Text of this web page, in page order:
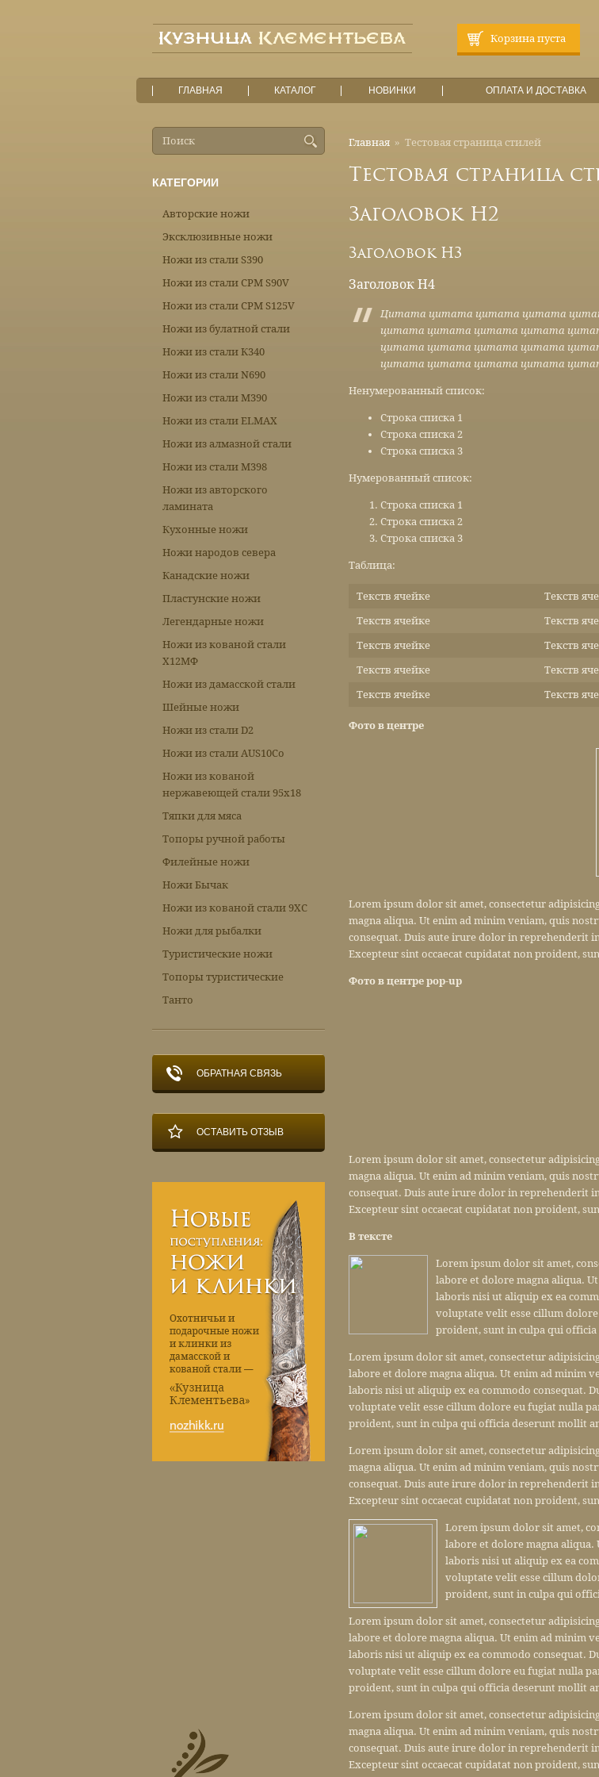
Корзина пуста
ГЛАВНАЯ КАТАЛОГ НОВИНКИ ОПЛАТА И ДОСТАВКА
Главная » Тестовая страница стилей
Тестовая страница
Заголовок Н2
Заголовок Н3
Заголовок Н4
Цитата цитата цитата цитата
цитата цитата цитата цитата
цитата цитата цитата цитата
цитата цитата цитата цитата
Ненумерованный список:
Строка списка 1
Строка списка 2
Строка списка 3
Нумерованный список:
Строка списка 1
Строка списка 2
Строка списка 3
Таблица:
Текств ячейке Текств
Текств ячейке Текств
Текств ячейке Текств
Текств ячейке Текств
Текств ячейке Текств
Фото в центре
Lorem ipsum dolor sit amet, consectetur
magna aliqua. Ut enim ad minim veniam, quis
consequat. Duis aute irure dolor in reprehenderit
Excepteur sint occaecat cupidatat non proident,
Фото в центре pop-up
Lorem ipsum dolor sit amet, consectetur
magna aliqua. Ut enim ad minim veniam, quis
consequat. Duis aute irure dolor in reprehenderit
Excepteur sint occaecat cupidatat non proident,
В тексте
Lorem ipsum dolor sit amet,
labore et dolore magna aliqua.
laboris nisi ut aliquip ex ea
voluptate velit esse cillum
proident, sunt in culpa qui
Lorem ipsum dolor sit amet, consectetur
labore et dolore magna aliqua. Ut enim ad minim
laboris nisi ut aliquip ex ea commodo consequat.
voluptate velit esse cillum dolore eu fugiat nulla
proident, sunt in culpa qui officia deserunt mollit
Lorem ipsum dolor sit amet, consectetur
magna aliqua. Ut enim ad minim veniam, quis
consequat. Duis aute irure dolor in reprehenderit
Excepteur sint occaecat cupidatat non proident,
Lorem ipsum dolor sit amet,
labore et dolore magna
laboris nisi ut aliquip ex ea
voluptate velit esse cillum
proident, sunt in culpa qui
Lorem ipsum dolor sit amet, consectetur
labore et dolore magna aliqua. Ut enim ad minim
laboris nisi ut aliquip ex ea commodo consequat.
voluptate velit esse cillum dolore eu fugiat nulla
proident, sunt in culpa qui officia deserunt mollit
Lorem ipsum dolor sit amet, consectetur
magna aliqua. Ut enim ad minim veniam, quis
consequat. Duis aute irure dolor in reprehenderit
Excepteur sint occaecat cupidatat non proident,
КАТЕГОРИИ
Авторские ножи
Эксклюзивные ножи
Ножи из стали S390
Ножи из стали CPM S90V
Ножи из стали CPM S125V
Ножи из булатной стали
Ножи из стали К340
Ножи из стали N690
Ножи из стали М390
Ножи из стали ELMAX
Ножи из алмазной стали
Ножи из стали М398
Ножи из авторского
ламината
Кухонные ножи
Ножи народов севера
Канадские ножи
Пластунские ножи
Легендарные ножи
Ножи из кованой стали
Х12МФ
Ножи из дамасской стали
Шейные ножи
Ножи из стали D2
Ножи из стали AUS10Co
Ножи из кованой
нержавеющей стали 95х18
Тяпки для мяса
Топоры ручной работы
Филейные ножи
Ножи Бычак
Ножи из кованой стали 9ХС
Ножи для рыбалки
Туристические ножи
Топоры туристические
Танто
ОБРАТНАЯ СВЯЗЬ
ОСТАВИТЬ ОТЗЫВ